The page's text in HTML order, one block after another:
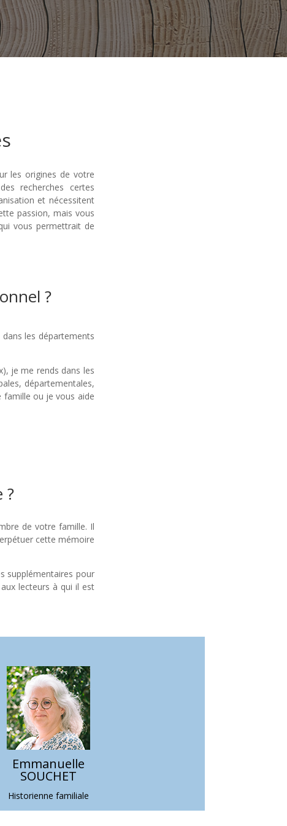
les origines de votre
recherches certes
et nécessitent
passion, mais vous
vous permettrait de
?
les départements
je me rends dans les
départementales,
famille ou je vous aide
?
de votre famille. Il
cette mémoire
supplémentaires pour
lecteurs à qui il est
Emmanuelle
SOUCHET
Historienne familiale